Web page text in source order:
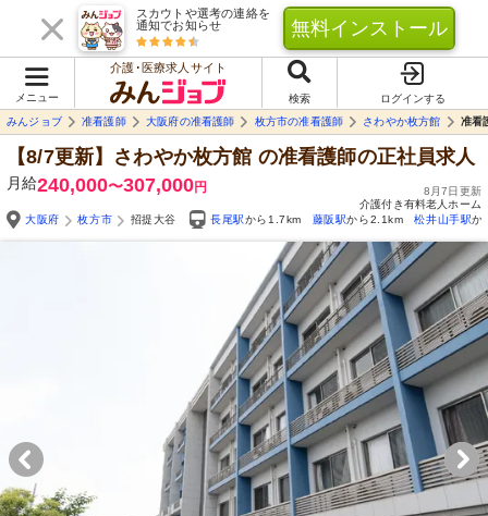
スカウトや選考の連絡を
通知でお知らせ
無料インストール
メニュー
介護･医療求人サイト
検索
ログインする
みんジョブ
准看護師 大阪府の准看護師 枚方市の准看護師 さわやか枚方館 准看
【8/7更新】さわやか枚方館 の准看護師の正社員求人
月給240,000〜307,000円
8月7日更新
介護付き有料老人ホーム
大阪府
枚方市 招提大谷 長尾駅から1.7km 藤阪駅から2.1km 松井山手駅か
自